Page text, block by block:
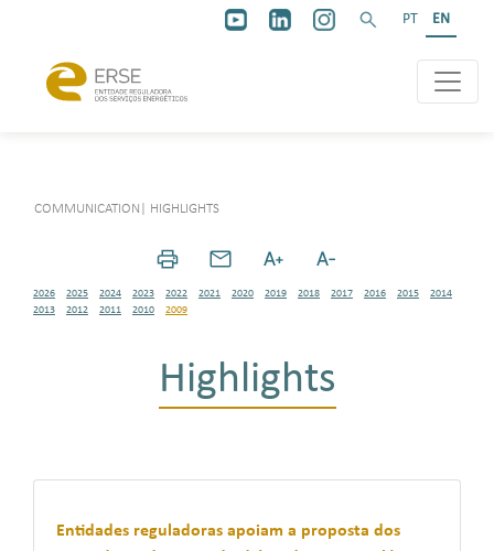
PT EN
COMMUNICATION HIGHLIGHTS
2026 2025 2024 2023 2022 2021 2020 2019 2018 2017 2016 2015
2014
2013
2012 2011 2010 2009
Highlights
Entidades reguladoras apoiam a proposta dos